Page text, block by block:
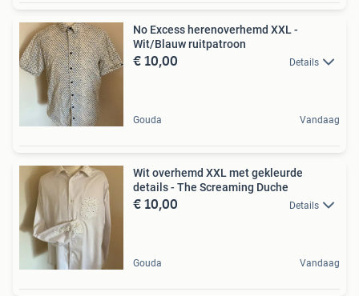
No Excess herenoverhemd XXL -
Wit/Blauw ruitpatroon
€ 10,00 Details
Gouda Vandaag
Wit overhemd XXL met gekleurde
details - The Screaming Duche
€ 10,00 Details
Gouda Vandaag